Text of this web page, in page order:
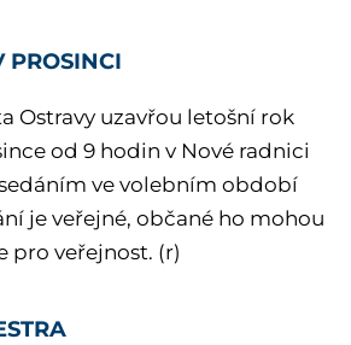
PROSINCI
Ostravy uzavřou letošní rok
od 9 hodin v Nové radnici
ve volebním období
je veřejné, občané ho mohou
pro veřejnost. (r)